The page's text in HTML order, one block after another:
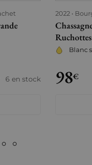
6 en stock
2022
Blanc
98€